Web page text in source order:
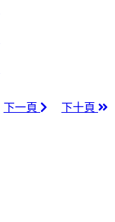
下一頁
下十頁